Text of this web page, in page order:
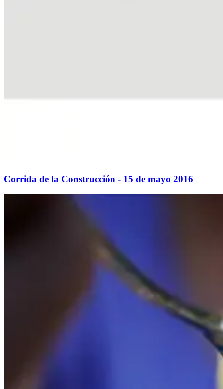
Corrida de la Construcción - 15 de mayo 2016